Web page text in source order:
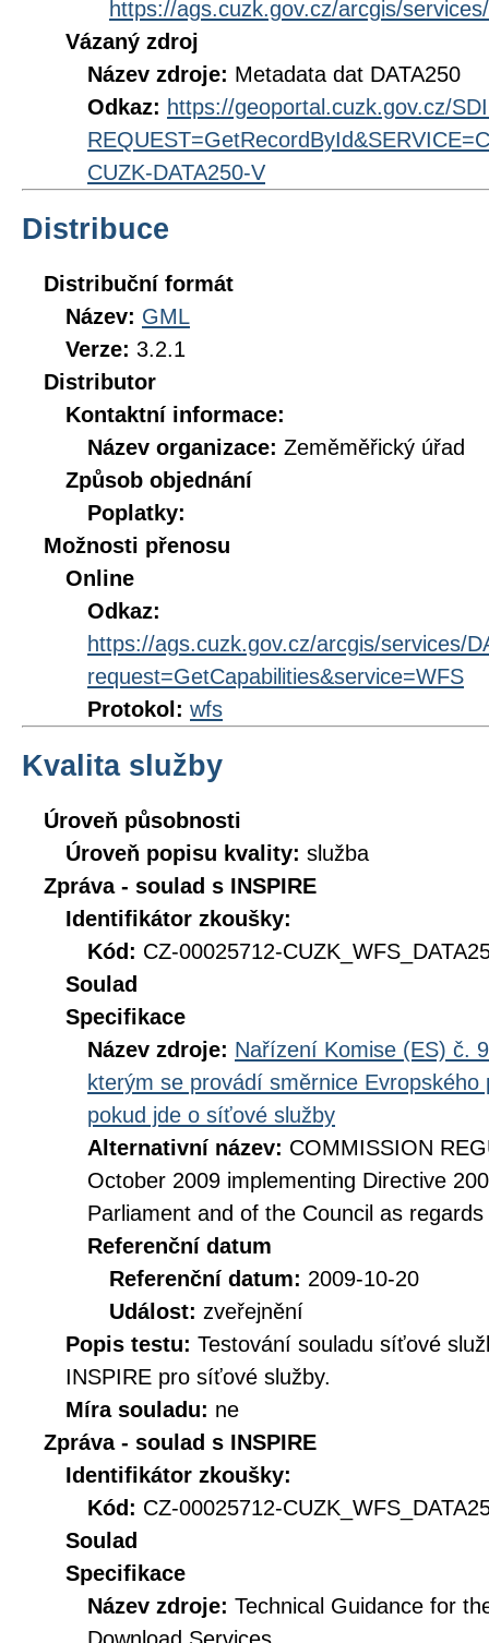
https://ags.cuzk.gov.cz/arcgis/
Vázaný zdroj
Název zdroje: Metadata dat DATA250
Odkaz: https://geoportal.cuzk.gov.cz/
CUZK-DATA250-V
Distribuce
Distribuční formát
Název: GML
Verze: 3.2.1
Distributor
Kontaktní informace:
Název organizace: Zeměměřický úřad
Způsob objednání
Poplatky:
Možnosti přenosu
Online
Odkaz:
https://ags.cuzk.gov.cz/arcgis/services/
request=GetCapabilities&service=WFS
Protokol: wfs
Kvalita služby
Úroveň působnosti
Úroveň popisu kvality: služba
Zpráva - soulad s INSPIRE
Identifikátor zkoušky:
Kód: CZ-00025712-
Soulad
Specifikace
Název zdroje: Nařízení Komise (ES) č.
kterým se provádí směrnice
pokud jde o síťové služby
Alternativní název: COMMISSION
October 2009 implementing Directive
Parliament and of the Council as
Referenční datum
Referenční datum: 2009-10-20
Událost: zveřejnění
Popis testu: Testování souladu síťové
INSPIRE pro síťové služby.
Míra souladu: ne
Zpráva - soulad s INSPIRE
Identifikátor zkoušky:
Kód: CZ-00025712-
Soulad
Specifikace
Název zdroje: Technical Guidance for